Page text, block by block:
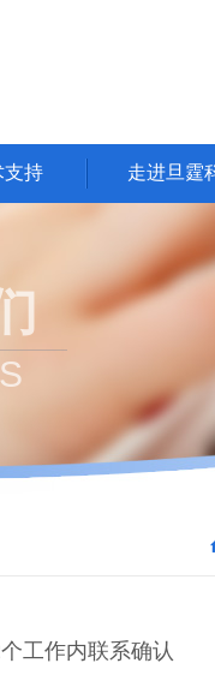
支持 走进旦霆
工作内联系确认